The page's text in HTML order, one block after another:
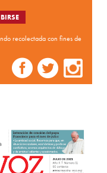
recolectada con fines de